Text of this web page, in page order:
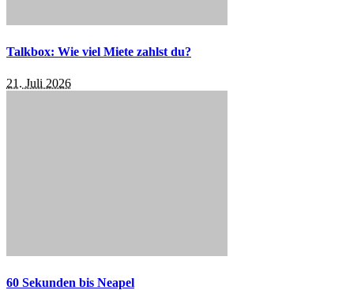
Talkbox: Wie viel Miete zahlst du?
21. Juli 2026
60 Sekunden bis Neapel